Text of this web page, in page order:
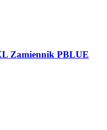
Zamiennik PBLUE